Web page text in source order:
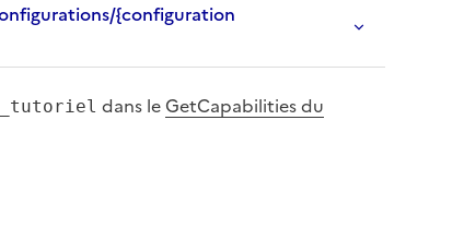
{configuration
dans leGetCapabilities du